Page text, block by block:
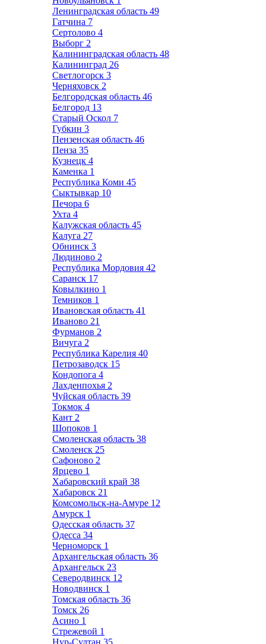
Ленинградская область 49
Гатчина 7
Сертолово 4
Выборг 2
Калининградская область 48
Калининград 26
Светлогорск 3
Черняховск 2
Белгородская область 46
Белгород 13
Старый Оскол 7
Губкин 3
Пензенская область 46
Пенза 35
Кузнецк 4
Каменка 1
Республика Коми 45
Сыктывкар 10
Печора 6
Ухта 4
Калужская область 45
Калуга 27
Обнинск 3
Людиново 2
Республика Мордовия 42
Саранск 17
Ковылкино 1
Темников 1
Ивановская область 41
Иваново 21
Фурманов 2
Вичуга 2
Республика Карелия 40
Петрозаводск 15
Кондопога 4
Лахденпохья 2
Чуйская область 39
Токмок 4
Кант 2
Шопоков 1
Смоленская область 38
Смоленск 25
Сафоново 2
Ярцево 1
Хабаровский край 38
Хабаровск 21
Комсомольск-на-Амуре 12
Амурск 1
Одесская область 37
Одесса 34
Черноморск 1
Архангельская область 36
Архангельск 23
Северодвинск 12
Новодвинск 1
Томская область 36
Томск 26
Асино 1
Стрежевой 1
Нур-Султан 35